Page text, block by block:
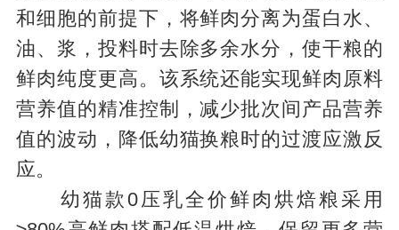
和细胞的前提下，将鲜肉分离为蛋白水、
油、浆，投料时去除多余水分，使干粮的
鲜肉纯度更高。该系统还能实现鲜肉原料
营养值的精准控制，减少批次间产品营养
值的波动，降低幼猫换粮时的过渡应激反
应。
幼猫款0压乳全价鲜肉烘焙粮采用